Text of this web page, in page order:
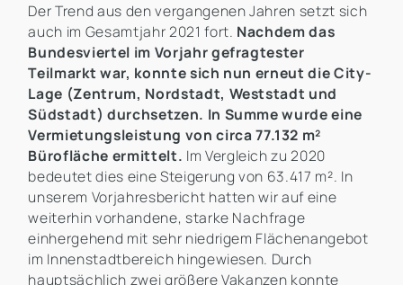
Der Trend aus den vergangenen Jahren setzt sich
auch im Gesamtjahr 2021 fort. Nachdem das
Bundesviertel im Vorjahr gefragtester
Teilmarkt war, konnte sich nun erneut die City-
Lage (Zentrum, Nordstadt, Weststadt und
Südstadt) durchsetzen. In Summe wurde eine
Vermietungsleistung von circa 77.132 m²
Bürofläche ermittelt. Im Vergleich zu 2020
bedeutet dies eine Steigerung von 63.417 m². In
unserem Vorjahresbericht hatten wir auf eine
weiterhin vorhandene, starke Nachfrage
einhergehend mit sehr niedrigem Flächenangebot
im Innenstadtbereich hingewiesen. Durch
hauptsächlich zwei größere Vakanzen konnte